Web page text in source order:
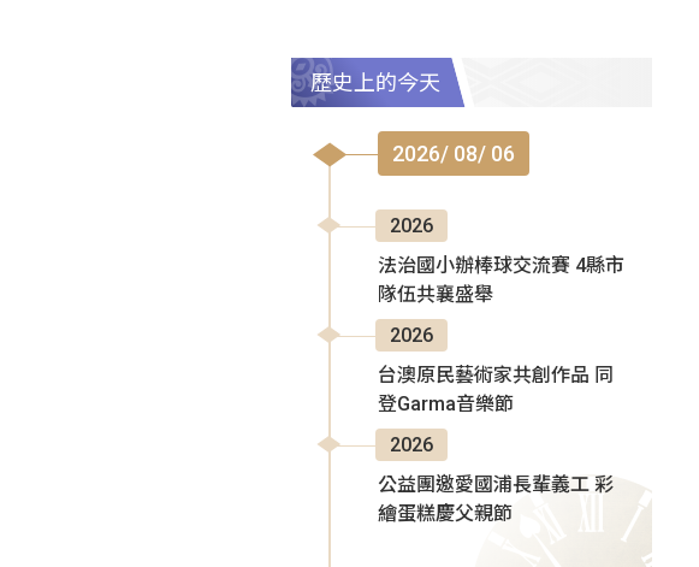
歷史上的今天
2026/ 08/ 06
2026
法治國小辦棒球交流賽 4縣市
隊伍共襄盛舉
2026
台澳原民藝術家共創作品 同
登Garma音樂節
2026
公益團邀愛國浦長輩義工 彩
繪蛋糕慶父親節